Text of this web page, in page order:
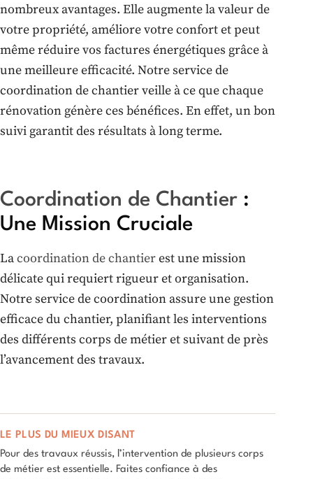
nombreux avantages. Elle augmente la valeur de
votre propriété, améliore votre confort et peut
même réduire vos factures énergétiques grâce à
une meilleure efficacité. Notre service de
coordination de chantier veille à ce que chaque
rénovation génère ces bénéfices. En effet, un bon
suivi garantit des résultats à long terme.
Coordination de Chantier :
Une Mission Cruciale
Lacoordination de chantierest une mission
délicate qui requiert rigueur et organisation.
Notre service de coordination assure une gestion
efficace du chantier, planifiant les interventions
des différents corps de métier et suivant de près
l’avancement des travaux.
LE PLUS DU MIEUX DISANT
Pour des travaux réussis, l’intervention de plusieurs corps
de métier est essentielle. Faites confiance à des